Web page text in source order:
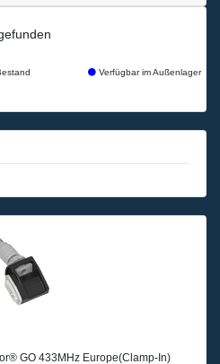
Verfügbar im Außenlager
GO 433MHz Europe(Clamp-In)